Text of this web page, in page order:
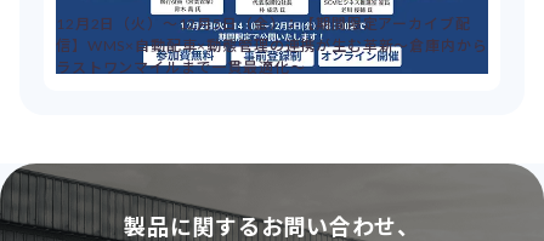
12月2日（火）～12月5日（金）：【期間限定アーカイブ配
信】WMS×自動配車×動態管理の連携が生む革新～倉庫内から
ラストワンマイルまで一貫最適化～
製品に関するお問い合わせ、